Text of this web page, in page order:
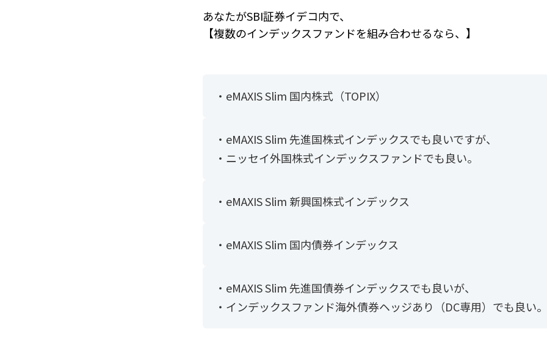
あなたがSBI証券イデコ内で、
【複数のインデックスファンドを組み合わせるなら、】
・eMAXIS Slim 国内株式（TOPIX）
・eMAXIS Slim 先進国株式インデックスでも良いですが、
・ニッセイ外国株式インデックスファンドでも良い。
・eMAXIS Slim 新興国株式インデックス
・eMAXIS Slim 国内債券インデックス
・eMAXIS Slim 先進国債券インデックスでも良いが、
・インデックスファンド海外債券ヘッジあり（DC専用）でも良い。